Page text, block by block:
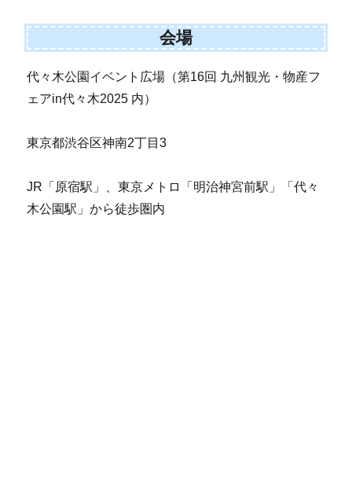
会場
代々木公園イベント広場（第16回 九州観光・物産フ
ェアin代々木2025 内）
東京都渋谷区神南2丁目3
JR「原宿駅」、東京メトロ「明治神宮前駅」「代々
木公園駅」から徒歩圏内